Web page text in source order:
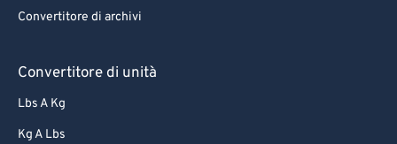
Convertitore di archivi
Convertitore di unità
Lbs A Kg
Kg A Lbs